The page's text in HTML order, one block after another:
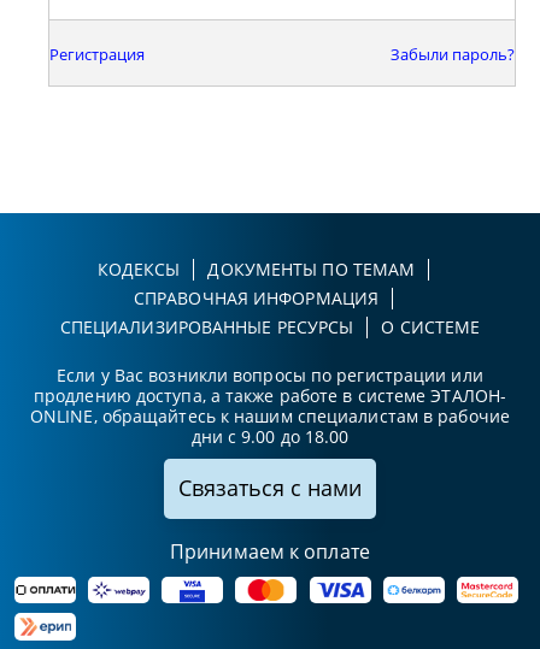
Регистрация Забыли пароль?
КОДЕКСЫ
ДОКУМЕНТЫ ПО ТЕМАМ
СПРАВОЧНАЯ ИНФОРМАЦИЯ
СПЕЦИАЛИЗИРОВАННЫЕ РЕСУРСЫ
О СИСТЕМЕ
Если у Вас возникли вопросы по регистрации или
продлению доступа, а также работе в системе ЭТАЛОН-
ONLINE, обращайтесь к нашим специалистам в рабочие
дни с 9.00 до 18.00
Связаться с нами
Принимаем к оплате